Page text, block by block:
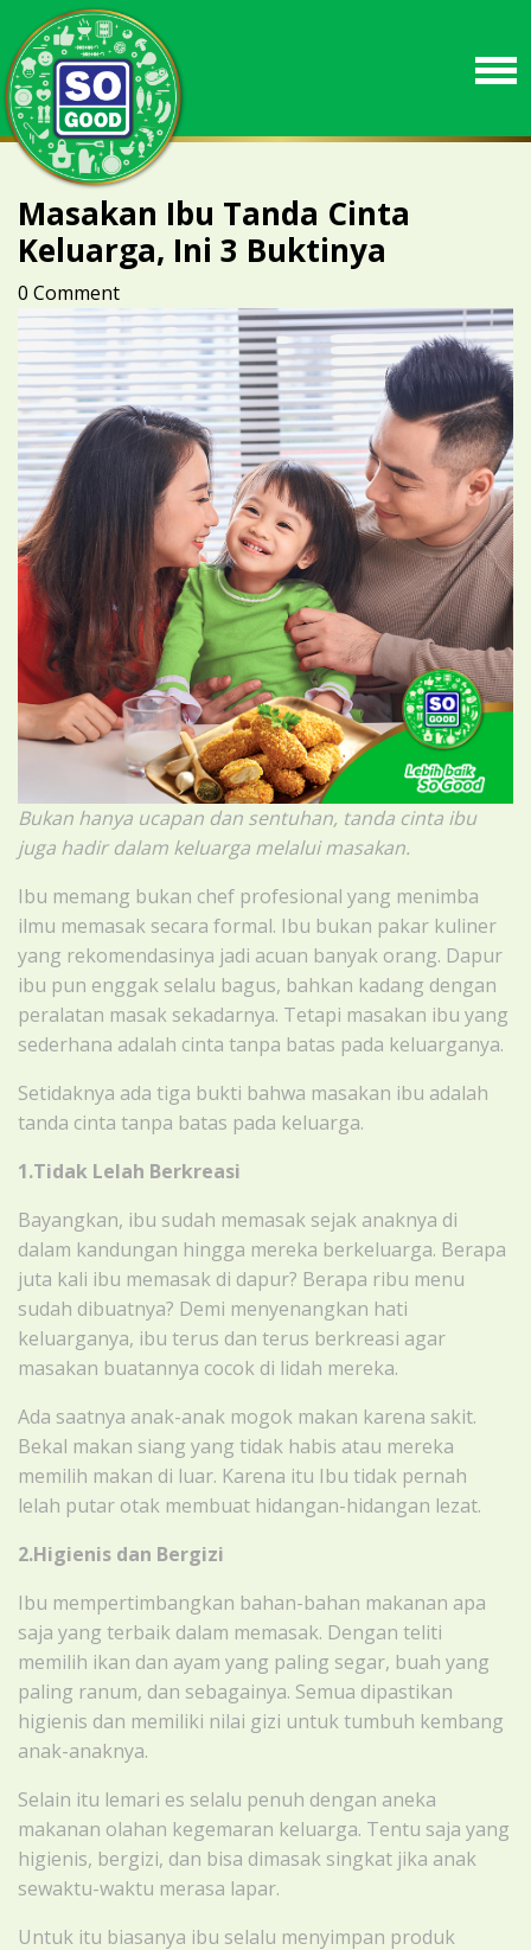
Masakan Ibu Tanda Cinta
Keluarga, Ini 3 Buktinya
0 Comment
Bukan hanya ucapan dan sentuhan, tanda cinta ibu
juga hadir dalam keluarga melalui masakan.
Ibu memang bukan chef profesional yang menimba
ilmu memasak secara formal. Ibu bukan pakar kuliner
yang rekomendasinya jadi acuan banyak orang. Dapur
ibu pun enggak selalu bagus, bahkan kadang dengan
peralatan masak sekadarnya. Tetapi masakan ibu yang
sederhana adalah cinta tanpa batas pada keluarganya.
Setidaknya ada tiga bukti bahwa masakan ibu adalah
tanda cinta tanpa batas pada keluarga.
1.Tidak Lelah Berkreasi
Bayangkan, ibu sudah memasak sejak anaknya di
dalam kandungan hingga mereka berkeluarga. Berapa
juta kali ibu memasak di dapur? Berapa ribu menu
sudah dibuatnya? Demi menyenangkan hati
keluarganya, ibu terus dan terus berkreasi agar
masakan buatannya cocok di lidah mereka.
Ada saatnya anak-anak mogok makan karena sakit.
Bekal makan siang yang tidak habis atau mereka
memilih makan di luar. Karena itu Ibu tidak pernah
lelah putar otak membuat hidangan-hidangan lezat.
2.Higienis dan Bergizi
Ibu mempertimbangkan bahan-bahan makanan apa
saja yang terbaik dalam memasak. Dengan teliti
memilih ikan dan ayam yang paling segar, buah yang
paling ranum, dan sebagainya. Semua dipastikan
higienis dan memiliki nilai gizi untuk tumbuh kembang
anak-anaknya.
Selain itu lemari es selalu penuh dengan aneka
makanan olahan kegemaran keluarga. Tentu saja yang
higienis, bergizi, dan bisa dimasak singkat jika anak
sewaktu-waktu merasa lapar.
Untuk itu biasanya ibu selalu menyimpan produk